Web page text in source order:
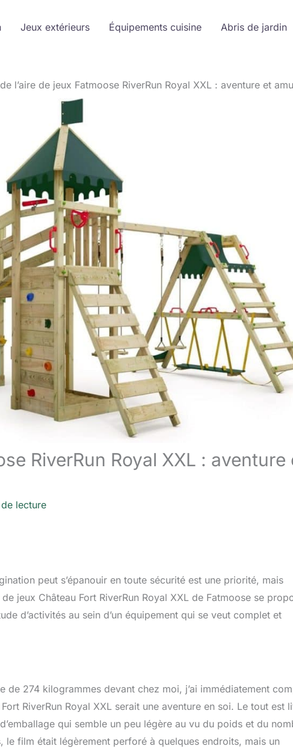
Jeux extérieurs Équipements cuisine Abris de jardin
l’aire de jeux Fatmoose RiverRun Royal XXL : aventure et
RiverRun Royal XXL : aventure
lecture
peut s’épanouir en toute sécurité est une priorité, mais
jeux Château Fort RiverRun Royal XXL de Fatmoose se
d’activités au sein d’un équipement qui se veut complet et
de 274 kilogrammes devant chez moi, j’ai immédiatement
RiverRun Royal XXL serait une aventure en soi. Le tout est
qui semble un peu légère au vu du poids et du
le film était légèrement perforé à quelques endroits, mais un